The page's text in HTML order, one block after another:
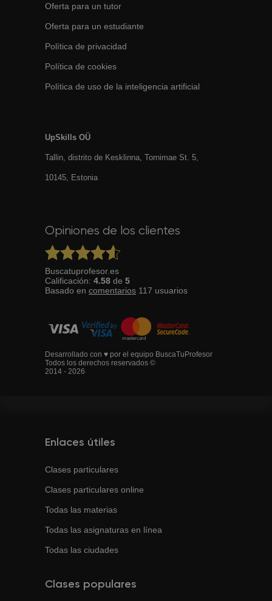
Oferta para un tutor
Oferta para un estudiante
Política de privacidad
Política de cookies
Política de uso de la inteligencia artificial
UpSkills OÜ
Tallin, distrito de Kesklinna, Tornimаe St. 5,
10145, Estonia
Opiniones de los clientes
Buscatuprofesor.es
Calificación: 4.58 de 5
Basado en comentarios 117 usuarios
Desarrollado con ♥ por el equipo BuscaTuProfesor
Todos los derechos reservados ©
2014 - 2026
Enlaces útiles
Clases particulares
Clases particulares online
Todas las materias
Todas las asignaturas en línea
Todas las ciudades
Clases populares